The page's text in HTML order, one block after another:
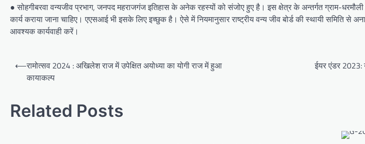
● सोहगीबरवा वन्यजीव प्रभाग, जनपद महराजगंज इतिहास के अनेक रहस्यों को संजोए हुए है। इस क्षेत्र के अन्तर्गत ग्राम-धरमौली
कार्य कराया जाना चाहिए। एएसआई भी इसके लिए इच्छुक है। ऐसे में नियमानुसार राष्ट्रीय वन्य जीव बोर्ड की स्थायी समिति से
आवश्यक कार्यवाही करें।
Post
navigation
⟵रामोत्सव 2024 : अखिलेश राज में उपेक्षित अयोध्या का योगी राज में हुआ
कायाकल्प
ईयर एंडर 2023:
Related Posts